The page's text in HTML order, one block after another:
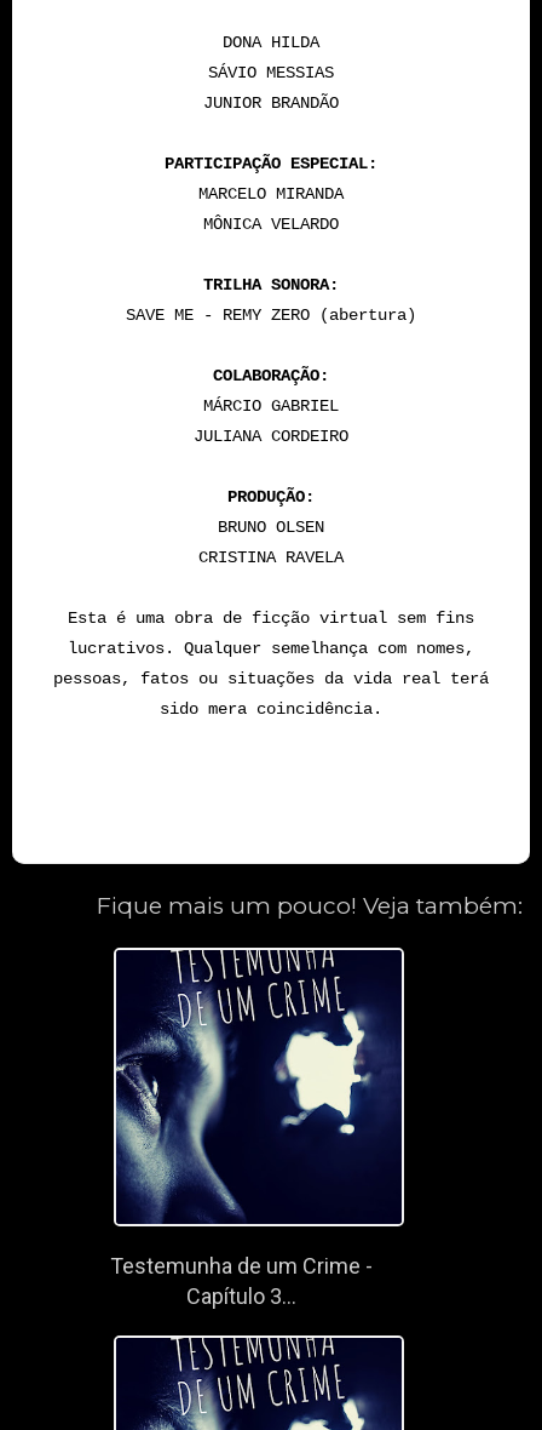
DONA HILDA
SÁVIO MESSIAS
JUNIOR BRANDÃO
PARTICIPAÇÃO ESPECIAL:
MARCELO MIRANDA
MÔNICA VELARDO
TRILHA SONORA:
SAVE ME - REMY ZERO (abertura)
COLABORAÇÃO:
MÁRCIO GABRIEL
JULIANA CORDEIRO
PRODUÇÃO:
BRUNO OLSEN
CRISTINA RAVELA
Esta é uma obra de ficção virtual sem fins
lucrativos. Qualquer semelhança com nomes,
pessoas, fatos ou situações da vida real terá
sido mera coincidência.
Fique mais um pouco! Veja também:
Testemunha de um Crime -
Capítulo 3...